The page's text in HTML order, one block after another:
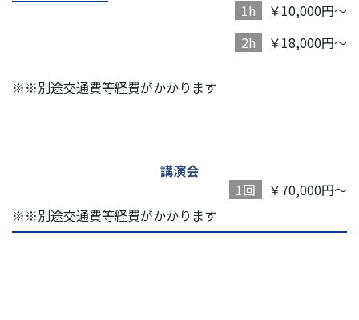
1h
￥10,000円～
2h
￥18,000円～
※※別途交通費等経費がかかります
講演会
1回
￥70,000円～
※※別途交通費等経費がかかります